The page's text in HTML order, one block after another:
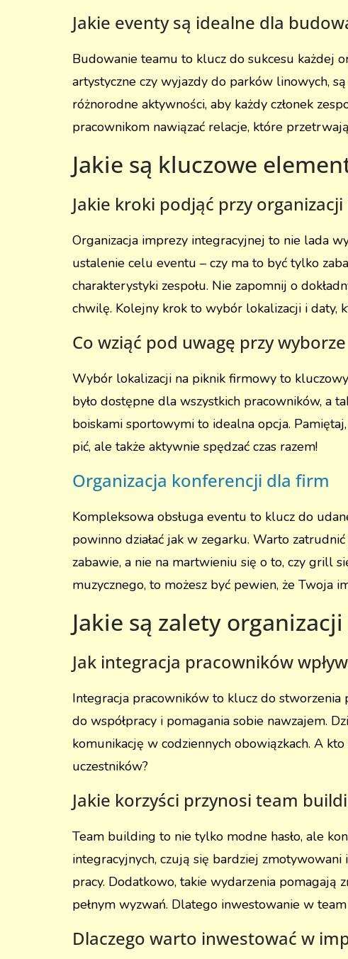
Jakie eventy są idealne dla
Budowanie teamu to klucz do sukcesu każdej
artystyczne czy wyjazdy do parków linowych,
różnorodne aktywności, aby każdy członek
pracownikom nawiązać relacje, które
Jakie są kluczowe
Jakie kroki podjąć przy
Organizacja imprezy integracyjnej to nie lada
ustalenie celu eventu – czy ma to być tylko
charakterystyki zespołu. Nie zapomnij o
chwilę. Kolejny krok to wybór lokalizacji i daty,
Co wziąć pod uwagę przy
Wybór lokalizacji na piknik firmowy to
było dostępne dla wszystkich pracowników, a
boiskami sportowymi to idealna opcja.
pić, ale także aktywnie spędzać czas razem!
Organizacja konferencji dla firm
Kompleksowa obsługa eventu to klucz do
powinno działać jak w zegarku. Warto
zabawie, a nie na martwieniu się o to, czy grill
muzycznego, to możesz być pewien, że Twoja
Jakie są zalety
Jak integracja pracowników
Integracja pracowników to klucz do stworzenia
do współpracy i pomagania sobie nawzajem.
komunikację w codziennych obowiązkach. A
uczestników?
Jakie korzyści przynosi team
Team building to nie tylko modne hasło, ale
integracyjnych, czują się bardziej
pracy. Dodatkowo, takie wydarzenia pomagają
pełnym wyzwań. Dlatego inwestowanie w
Dlaczego warto inwestować w